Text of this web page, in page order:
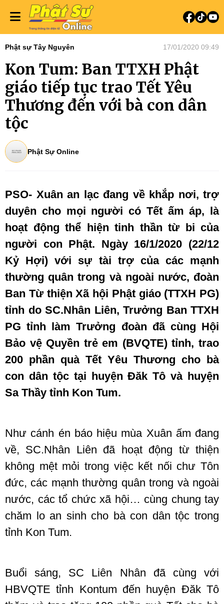
Phật sự Tây Nguyên 17/01/2020 09:49
Kon Tum: Ban TTXH Phật
giáo tiếp tục trao Tết Yêu
Thương đến với bà con dân
tộc
Phật Sự Online
PSO- Xuân an lạc đang về khắp nơi, trợ
duyên cho mọi người có Tết ấm áp, là
hoạt động thể hiện tinh thần từ bi của
người con Phật. Ngày 16/1/2020 (22/12
Kỷ Hợi) với sự tài trợ của các mạnh
thường quân trong và ngoài nước, đoàn
Ban Từ thiện Xã hội Phật giáo (TTXH PG)
tỉnh do SC.Nhân Liên, Trưởng Ban TTXH
PG tỉnh làm Trưởng đoàn đã cùng Hội
Bảo vệ Quyền trẻ em (BVQTE) tỉnh, trao
200 phần quà Tết Yêu Thương cho bà
con dân tộc tại huyện Đăk Tô và huyện
Sa Thầy tỉnh Kon Tum.
Như cánh én báo hiệu mùa Xuân ấm đang
về, SC.Nhân Liên đã hoạt động từ thiện
không mệt mỏi trong việc kết nối chư Tôn
đức, các mạnh thường quân trong và ngoài
nước, các tổ chức xã hội… cùng chung tay
chăm lo an sinh cho bà con dân tộc trong
tỉnh Kon Tum.
Buổi sáng, SC Liên Nhân đã cùng với
HBVQTE tỉnh Kontum đến huyện Đăk Tô